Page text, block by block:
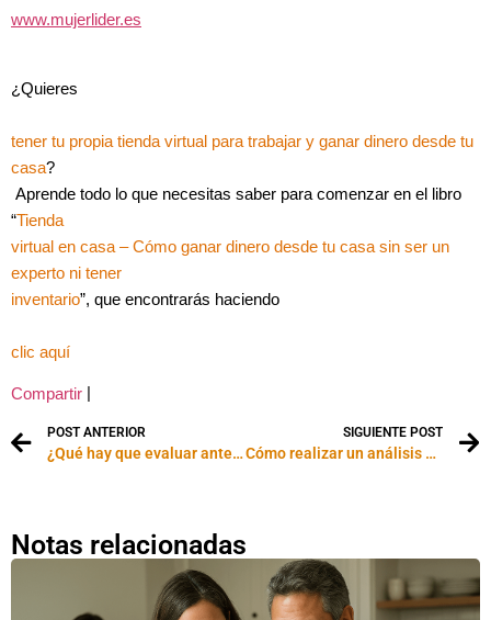
www.mujerlider.es
¿Quieres
tener tu propia tienda virtual para trabajar y ganar dinero desde tu
casa?
Aprende todo lo que necesitas saber para comenzar en el libro
“Tienda
virtual en casa – Cómo ganar dinero desde tu casa sin ser un
experto ni tener
inventario”, que encontrarás haciendo
clic aquí
Compartir |
POST ANTERIOR
¿Qué hay que evaluar antes de invertir en una empresa?
SIGUIENTE POST
Cómo realizar un análisis de mercado para tu negocio
Notas relacionadas